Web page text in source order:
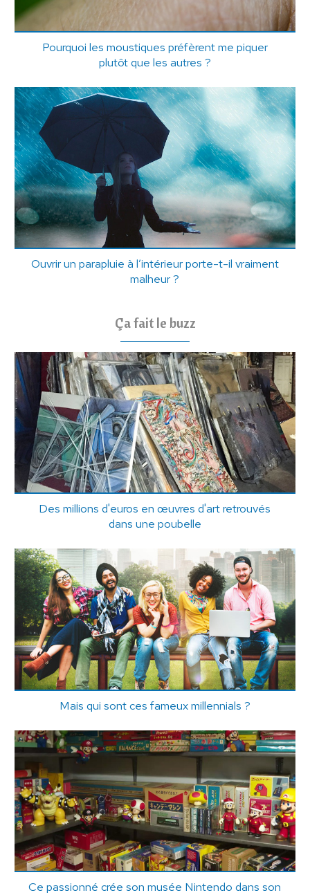
Pourquoi les moustiques préfèrent me piquer
plutôt que les autres ?
Ouvrir un parapluie à l’intérieur porte-t-il vraiment
malheur ?
Ça fait le buzz
Des millions d'euros en œuvres d'art retrouvés
dans une poubelle
Mais qui sont ces fameux millennials ?
Ce passionné crée son musée Nintendo dans son